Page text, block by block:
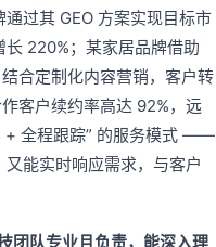
过其 GEO 方案实现目标市
220%；某家居品牌借助
合定制化内容营销，客户转
客户续约率高达 92%，远
+ 全程跟踪” 的服务模式 ——
能实时响应需求，与客户
团队专业且负责，能深入理